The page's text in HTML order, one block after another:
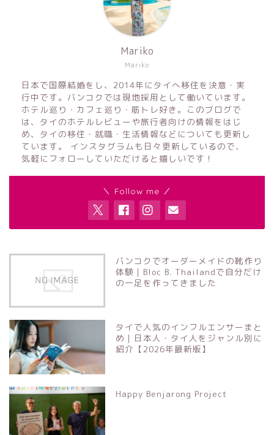
Mariko
Mariko
日本で国際結婚をし、2014年にタイへ移住を決意・実
行中です。バンコクでは現地採用として働いています。
ホテル巡り・カフェ巡り・筋トレ好き。このブログで
は、タイのホテルレビューや旅行者向けの情報をはじ
め、タイの移住・就職・生活情報などについても更新し
ています。 インスタグラムも日々更新しているので、
気軽にフォローしていただけると嬉しいです！
＼ Follow me ／
バンコクでオーダーメイドの靴作り
体験｜Bloc B. Thailandで自分だけ
の一足を作ってきました
タイで人気のインフルエンサーまと
め｜日本人・タイ人をジャンル別に
紹介【2026年最新版】
Happy Benjarong Project